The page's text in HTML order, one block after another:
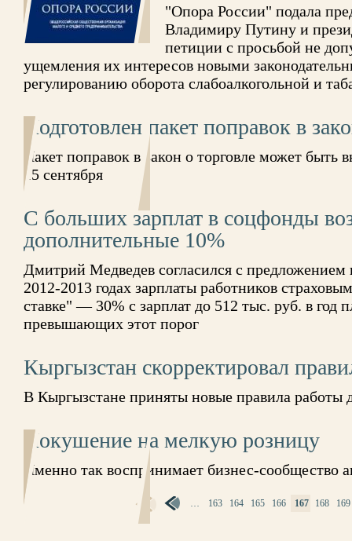
"Опора России" подала
Владимиру Путину и
петиции с просьбой не
ущемления их интересов новыми
регулированию оборота слабоалкогольной и
Подготовлен пакет поправок в
Пакет поправок в закон о торговле может быть
15 сентября
С больших зарплат в соцфонды
дополнительные 10%
Дмитрий Медведев согласился с предложением
2012-2013 годах зарплаты работников
ставке" — 30% с зарплат до 512 тыс. руб. в год
превышающих этот порог
Кыргызстан скорректировал
В Кыргызстане приняты новые правила работы
Покушение на мелкую розницу
Именно так воспринимает бизнес-сообщество
… 163 164 165 166 167 168 169